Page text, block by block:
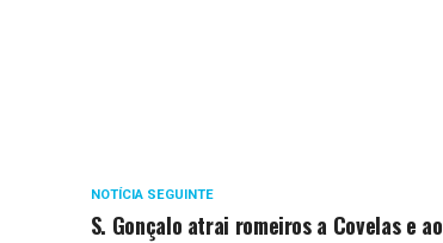
NOTÍCIA SEGUINTE
S. Gonçalo atrai romeiros a Covelas e ao